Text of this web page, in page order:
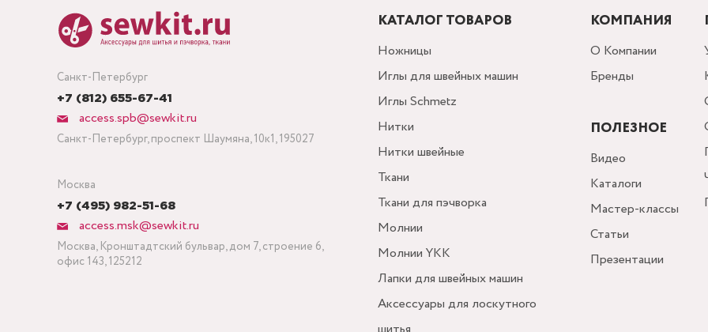
Санкт-Петербург
+7 (812) 655-67-41
access.spb@sewkit.ru
Санкт-Петербург, проспект Шаумяна, 10к1, 195027
Москва
+7 (495) 982-51-68
access.msk@sewkit.ru
Москва, Кронштадтский бульвар, дом 7, строение 6,
офис 143, 125212
КАТАЛОГ ТОВАРОВ
Ножницы
Иглы для швейных машин
Иглы Schmetz
Нитки
Нитки швейные
Ткани
Ткани для пэчворка
Молнии
Молнии YKK
Лапки для швейных машин
Аксессуары для лоскутного
КОМПАНИЯ
О Компании
Бренды
ПОЛЕЗНОЕ
Видео
Каталоги
Мастер-классы
Статьи
Презентации